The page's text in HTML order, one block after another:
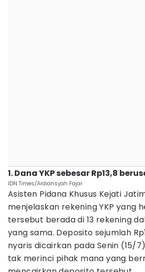
1. Dana YKP sebesar Rp13,8
IDN Times/Ardiansyah Fajar
Asisten Pidana Khusus Kejati
menjelaskan rekening YKP yang
tersebut berada di 13 rekening
yang sama. Deposito sejumlah
nyaris dicairkan pada Senin (15/
tak merinci pihak mana yang